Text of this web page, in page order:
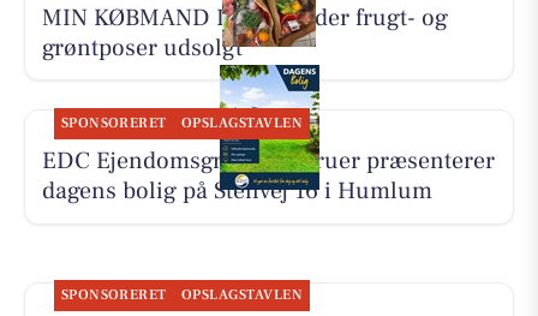
MIN KØBMAND I ASP melder frugt- og
grøntposer udsolgt
SPONSORERET OPSLAGSTAVLEN
EDC Ejen­doms­grup­pen Struer præsenterer
dagens bolig på Stenvej 16 i Humlum
SPONSORERET OPSLAGSTAVLEN